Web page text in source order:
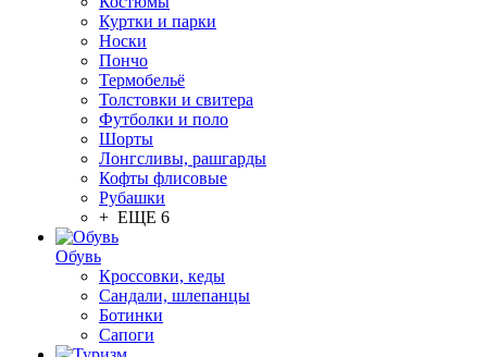
Куртки и парки
Носки
Пончо
Термобельё
Толстовки и свитера
Футболки и поло
Шорты
Лонгсливы, рашгарды
Кофты флисовые
Рубашки
+ ЕЩЕ 6
Обувь
Кроссовки, кеды
Сандали, шлепанцы
Ботинки
Сапоги